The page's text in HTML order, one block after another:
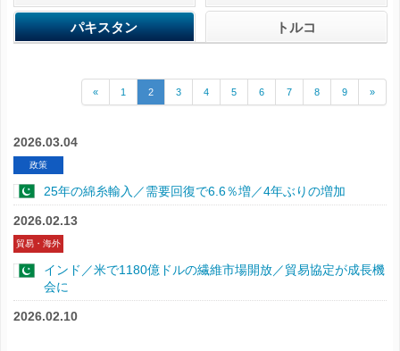
パキスタン トルコ
« 1 2 3 4 5 6 7 8 9 »
2026.03.04
政策
25年の綿糸輸入／需要回復で6.6％増／4年ぶりの増加
2026.02.13
貿易・海外
インド／米で1180億ドルの繊維市場開放／貿易協定が成長機
会に
2026.02.10